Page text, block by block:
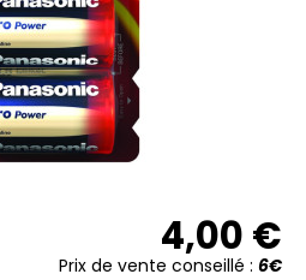
4,00 €
Prix de vente conseillé : 6€